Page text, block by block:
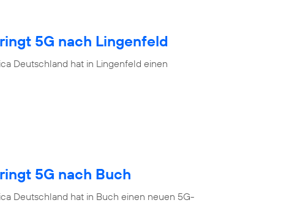
5G nach Lingenfeld
Deutschland hat in Lingenfeld einen
5G nach Buch
Deutschland hat in Buch einen neuen 5G-